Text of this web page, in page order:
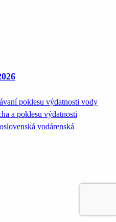
poklesu výdatnosti vody
a poklesu výdatnosti
vodárenská